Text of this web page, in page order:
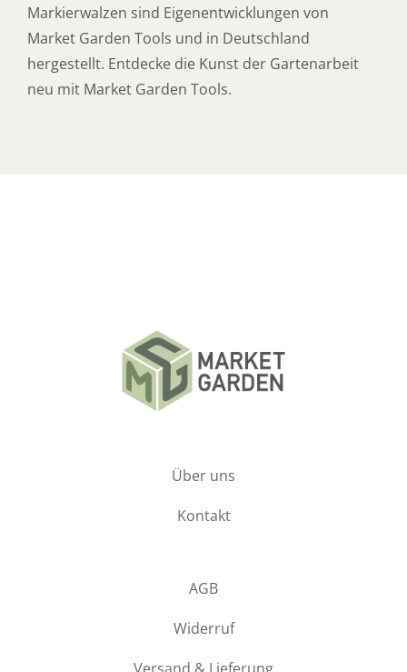
Markierwalzen sind Eigenentwicklungen von
Market Garden Tools und in Deutschland
hergestellt. Entdecke die Kunst der Gartenarbeit
neu mit Market Garden Tools.
Über uns
Kontakt
AGB
Widerruf